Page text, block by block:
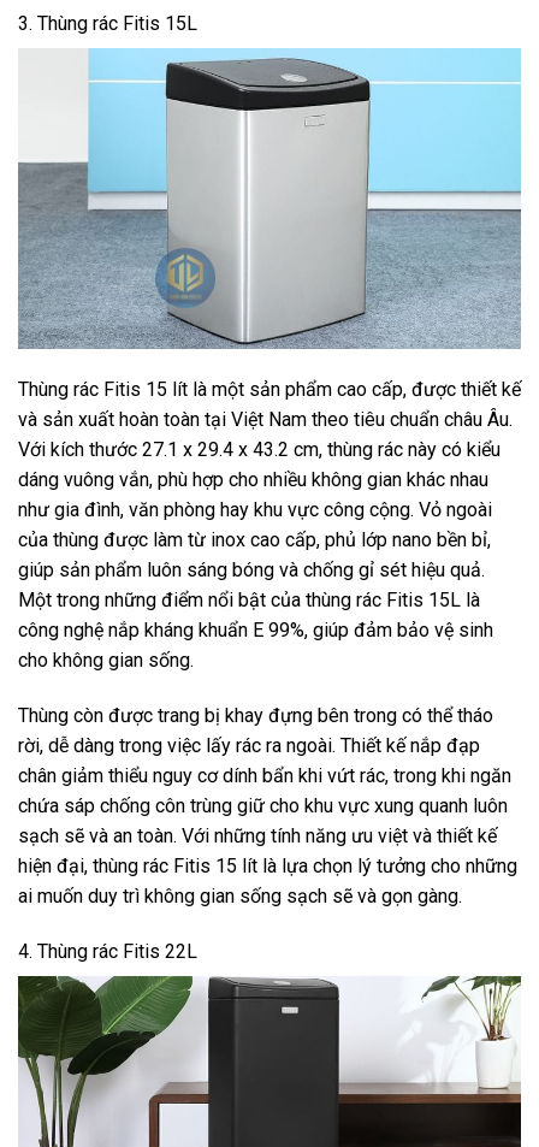
3. Thùng rác Fitis 15L
Thùng rác Fitis 15 lít là một sản phẩm cao cấp, được thiết kế
và sản xuất hoàn toàn tại Việt Nam theo tiêu chuẩn châu Âu.
Với kích thước 27.1 x 29.4 x 43.2 cm, thùng rác này có kiểu
dáng vuông vắn, phù hợp cho nhiều không gian khác nhau
như gia đình, văn phòng hay khu vực công cộng. Vỏ ngoài
của thùng được làm từ inox cao cấp, phủ lớp nano bền bỉ,
giúp sản phẩm luôn sáng bóng và chống gỉ sét hiệu quả.
Một trong những điểm nổi bật của thùng rác Fitis 15L là
công nghệ nắp kháng khuẩn E 99%, giúp đảm bảo vệ sinh
cho không gian sống.
Thùng còn được trang bị khay đựng bên trong có thể tháo
rời, dễ dàng trong việc lấy rác ra ngoài. Thiết kế nắp đạp
chân giảm thiểu nguy cơ dính bẩn khi vứt rác, trong khi ngăn
chứa sáp chống côn trùng giữ cho khu vực xung quanh luôn
sạch sẽ và an toàn. Với những tính năng ưu việt và thiết kế
hiện đại, thùng rác Fitis 15 lít là lựa chọn lý tưởng cho những
ai muốn duy trì không gian sống sạch sẽ và gọn gàng.
4. Thùng rác Fitis 22L